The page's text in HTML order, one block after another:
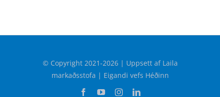
© Copyright 2021-2026 | Uppsett af Laila
markaðsstofa | Eigandi vefs Héðinn